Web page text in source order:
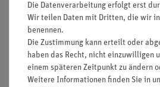
Nach oben
Die Datenverarbeitung erfolgt erst
Wir teilen Daten mit Dritten, die wir
benennen.
Die Zustimmung kann erteilt oder
haben das Recht, nicht einzuwilligen
einem späteren Zeitpunkt zu ändern
Weitere Informationen finden Sie in